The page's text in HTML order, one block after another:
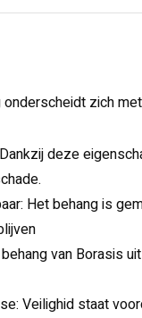
zich
deze
Het behang is
van Borasis
Veilighid staat